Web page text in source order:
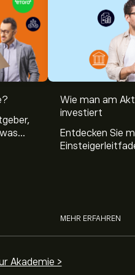
Wie man am
investiert
Entdecken Sie
MEHR ERFAHREN
Akademie >